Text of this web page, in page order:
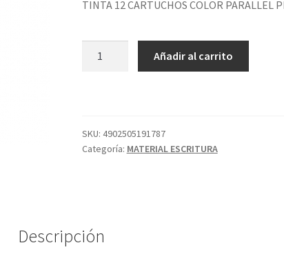
TINTA 12 CARTUCHOS COLOR PARALLEL
PILOT
cantidad
Añadir al carrito
SKU: 4902505191787
Categoría: MATERIAL ESCRITURA
Descripción